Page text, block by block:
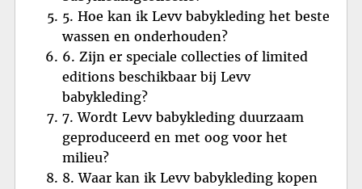
5. Hoe kan ik Levv babykleding het beste
wassen en onderhouden?
6. Zijn er speciale collecties of limited
editions beschikbaar bij Levv
babykleding?
7. Wordt Levv babykleding duurzaam
geproduceerd en met oog voor het
milieu?
8. Waar kan ik Levv babykleding kopen